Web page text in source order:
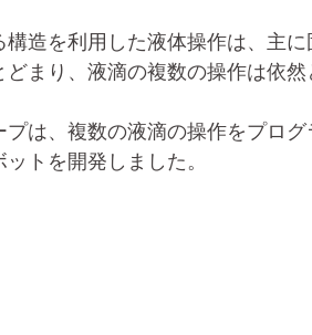
造を利用した液体操作は、主
まり、液滴の複数の操作は依然
は、複数の液滴の操作をプロ
トを開発しました。